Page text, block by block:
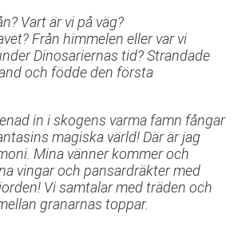
Vart är vi på väg?
Från himmelen eller var vi
Dinosariernas tid? Strandade
och födde den första
in i skogens varma famn fångar
magiska värld! Där är jag
Mina vänner kommer och
vingar och pansardräkter med
Vi samtalar med träden och
granarnas toppar.